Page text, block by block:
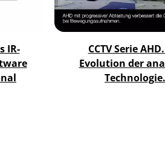
IR-
CCTV Serie
Evolution der
Technologie.